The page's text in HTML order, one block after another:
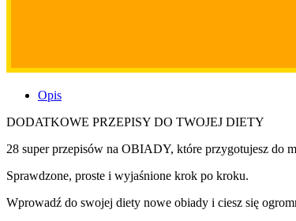
Opis
DODATKOWE PRZEPISY DO TWOJEJ DIETY
28 super przepisów na OBIADY, które przygotujesz do
Sprawdzone, proste i wyjaśnione krok po kroku.
Wprowadź do swojej diety nowe obiady i ciesz się